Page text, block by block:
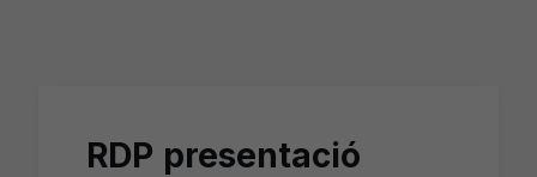
RDP presentació